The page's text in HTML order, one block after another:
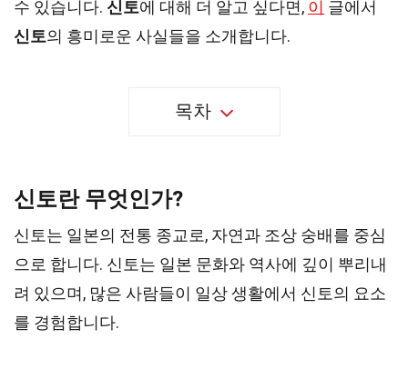
수 있습니다. 신토에 대해 더 알고 싶다면, 이 글에서
신토의 흥미로운 사실들을 소개합니다.
목차
신토란 무엇인가?
신토는 일본의 전통 종교로, 자연과 조상 숭배를 중심
으로 합니다. 신토는 일본 문화와 역사에 깊이 뿌리내
려 있으며, 많은 사람들이 일상 생활에서 신토의 요소
를 경험합니다.